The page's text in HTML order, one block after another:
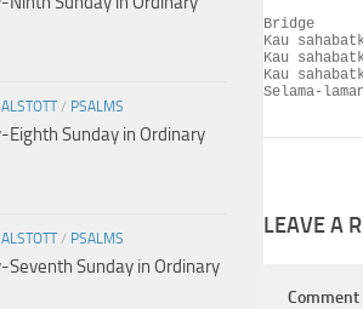
Bridge
Kau
Kau
Kau
Selama-
LEAVE A
Comment
/ PSALMS
Eighth Sunday in Ordinary
/ PSALMS
Seventh Sunday in Ordinary